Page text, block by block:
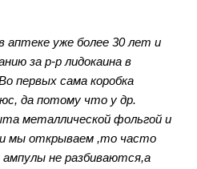
аптеке уже более 30 лет и
за р-р лидокаина в
первых сама коробка
да потому что у др.
металлической фольгой и
мы открываем ,то часто
не разбиваются,а